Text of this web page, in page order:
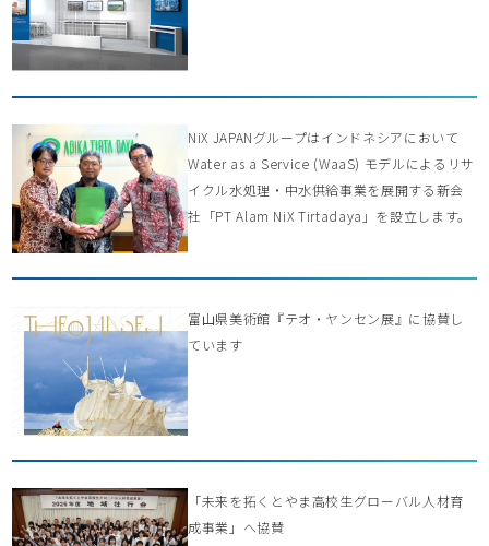
NiX JAPANグループはインドネシアにおいて
Water as a Service (WaaS) モデルによるリサ
イクル水処理・中水供給事業を展開する新会
社「PT Alam NiX Tirtadaya」を設立します。
富山県美術館『テオ・ヤンセン展』に協賛し
ています
「未来を拓くとやま高校生グローバル人材育
成事業」へ協賛